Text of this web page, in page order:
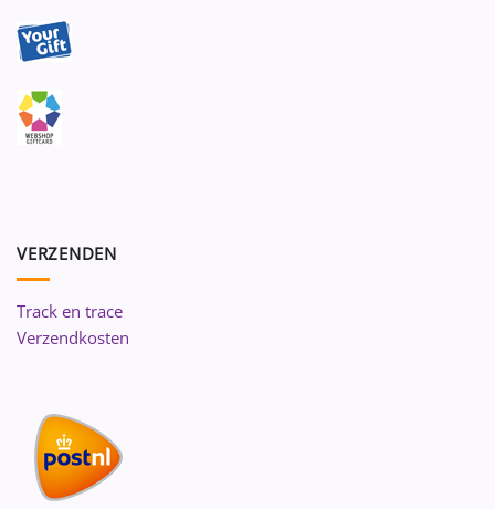
VERZENDEN
Track en trace
Verzendkosten